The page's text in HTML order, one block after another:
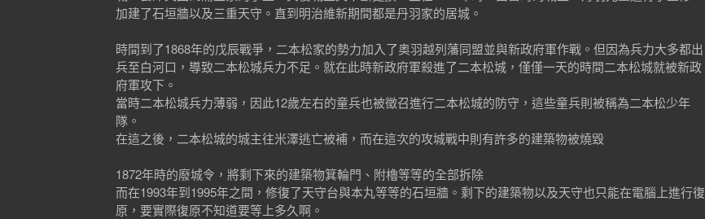
加建了石垣牆以及三重天守。直到明治維新期間都是丹羽家的居城。
時間到了1868年的戊辰戰爭，二本松家的勢力加入了奥羽越列藩同盟並與新政府軍作戰。但因為兵力大多都出
兵至白河口，導致二本松城兵力不足。就在此時新政府軍殺進了二本松城，僅僅一天的時間二本松城就被新政
府軍攻下。
當時二本松城兵力薄弱，因此12歲左右的童兵也被徵召進行二本松城的防守，這些童兵則被稱為二本松少年
隊。
在這之後，二本松城的城主往米澤逃亡被補，而在這次的攻城戰中則有許多的建築物被燒毀
1872年時的廢城令，將剩下來的建築物箕輪門、附櫓等等的全部拆除
而在1993年到1995年之間，修復了天守台與本丸等等的石垣牆。剩下的建築物以及天守也只能在電腦上進行復
原，要實際復原不知道要等上多久啊。